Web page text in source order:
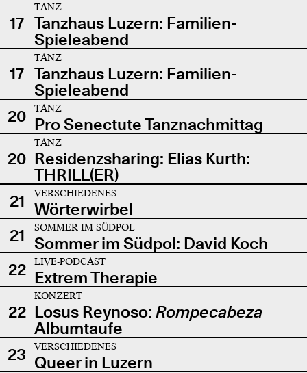
17
TANZ
Tanzhaus Luzern: Familien-
Spieleabend
17
TANZ
Tanzhaus Luzern: Familien-
Spieleabend
20
TANZ
Pro Senectute Tanznachmittag
20
TANZ
Residenzsharing: Elias Kurth:
THRILL(ER)
21
VERSCHIEDENES
Wörterwirbel
21
SOMMER IM SÜDPOL
Sommer im Südpol: David Koch
22
LIVE-PODCAST
Extrem Therapie
22
KONZERT
Losus Reynoso: Rompecabeza
Albumtaufe
23
VERSCHIEDENES
Queer in Luzern